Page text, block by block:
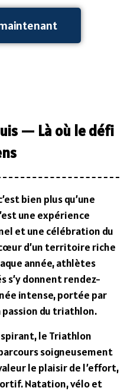
— Là où le défi
bien plus qu’une
une expérience
et une célébration du
d’un territoire riche
année, athlètes
s’y donnent rendez-
intense, portée par
du triathlon.
le Triathlon
soigneusement
le plaisir de l’effort,
Natation, vélo et